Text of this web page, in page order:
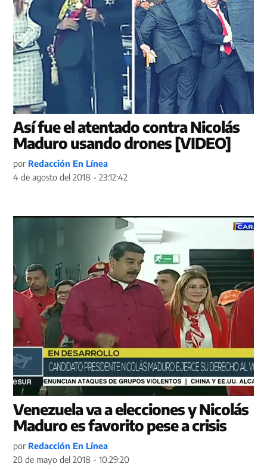
Así fue el atentado contra Nicolás
Maduro usando drones [VIDEO]
por Redacción En Línea
4 de agosto del 2018 - 23:12:42
Venezuela va a elecciones y Nicolás
Maduro es favorito pese a crisis
por Redacción En Línea
20 de mayo del 2018 - 10:29:20